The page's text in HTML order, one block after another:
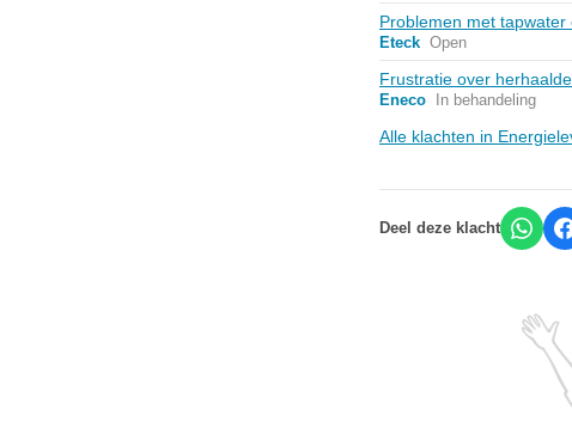
Problemen met
Eteck Open
Frustratie over
Eneco In behandeling
Alle klachten in
Deel deze klacht